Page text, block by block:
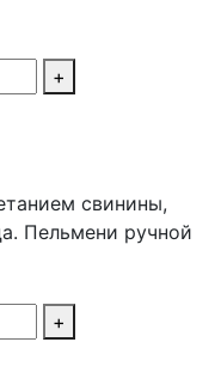
+
свинины,
Пельмени ручной
+